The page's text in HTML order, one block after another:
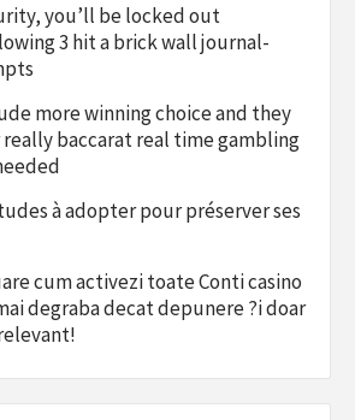
you’ll be locked out
3 hit a brick wall journal-
more winning choice and they
baccarat real time gambling
à adopter pour préserver ses
cum activezi toate Conti casino
degraba decat depunere ?i doar